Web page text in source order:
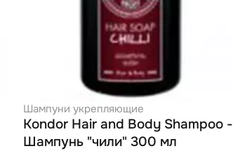
Шампуни укрепляющие
Kondor Hair and Body Shampoo -
Шампунь "чили" 300 мл